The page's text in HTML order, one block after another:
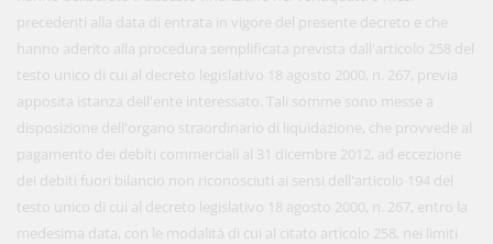
precedenti alla data di entrata in vigore del presente decreto e che
hanno aderito alla procedura semplificata prevista dall'articolo 258 del
testo unico di cui al decreto legislativo 18 agosto 2000, n. 267, previa
apposita istanza dell'ente interessato. Tali somme sono messe a
disposizione dell'organo straordinario di liquidazione, che provvede al
pagamento dei debiti commerciali al 31 dicembre 2012, ad eccezione
dei debiti fuori bilancio non riconosciuti ai sensi dell'articolo 194 del
testo unico di cui al decreto legislativo 18 agosto 2000, n. 267, entro la
medesima data, con le modalità di cui al citato articolo 258, nei limiti